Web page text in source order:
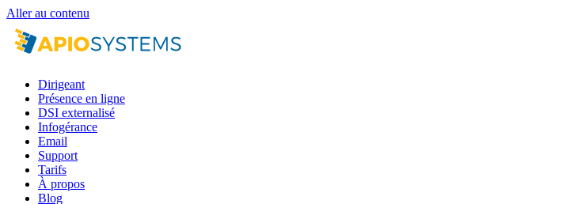
Aller au contenu
Dirigeant
Présence en ligne
DSI externalisé
Infogérance
Email
Support
Tarifs
À propos
Blog